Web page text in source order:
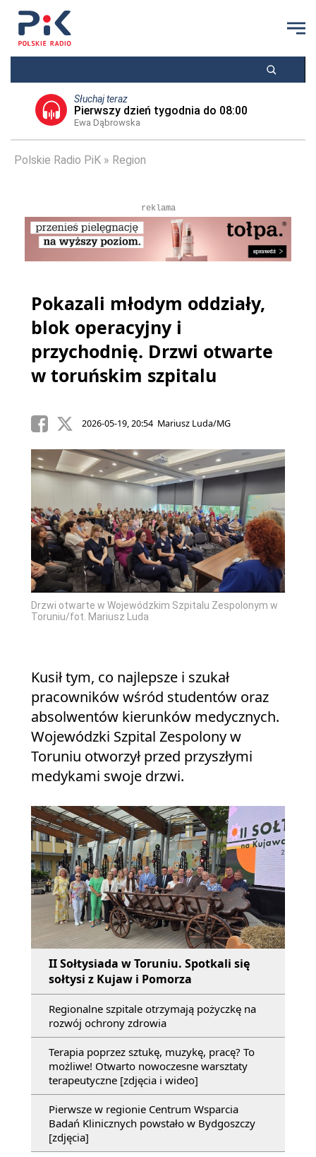
Słuchaj teraz
Pierwszy dzień tygodnia do 08:00
Ewa Dąbrowska
Polskie Radio PiK Region
reklama
Pokazali młodym oddziały,
blok operacyjny i
przychodnię. Drzwi otwarte
w toruńskim szpitalu
2026-05-19, 20:54 Mariusz Luda/MG
Drzwi otwarte w Wojewódzkim Szpitalu Zespolonym w
Toruniu/fot. Mariusz Luda
Kusił tym, co najlepsze i szukał
pracowników wśród studentów oraz
absolwentów kierunków medycznych.
Wojewódzki Szpital Zespolony w
Toruniu otworzył przed przyszłymi
medykami swoje drzwi.
II Sołtysiada w Toruniu. Spotkali się
sołtysi z Kujaw i Pomorza
Regionalne szpitale otrzymają pożyczkę na
rozwój ochrony zdrowia
Terapia poprzez sztukę, muzykę, pracę? To
możliwe! Otwarto nowoczesne warsztaty
terapeutyczne [zdjęcia i wideo]
Pierwsze w regionie Centrum Wsparcia
Badań Klinicznych powstało w Bydgoszczy
[zdjęcia]